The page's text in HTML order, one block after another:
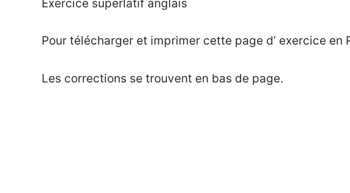
on
décembre
Mat
Exercices
Exercice superlatif anglais
Pour télécharger et imprimer cette page d’ exercice en
Les corrections se trouvent en bas de page.